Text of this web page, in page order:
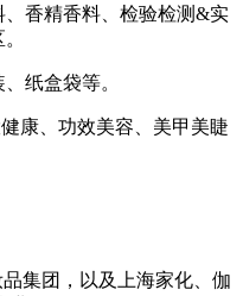
、香精香料、检验检测&实
纸盒袋等。
康、功效美容、美甲美睫
集团，以及上海家化、伽